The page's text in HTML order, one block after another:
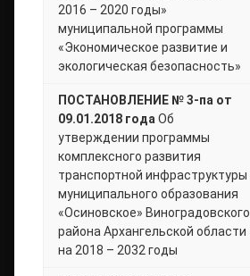
2016 – 2020 годы»
муниципальной программы
«Экономическое развитие и
экологическая безопасность»
ПОСТАНОВЛЕНИЕ № 3-па от
09.01.2018 года Об
утверждении программы
комплексного развития
транспортной инфраструктуры
муниципального образования
«Осиновское» Виноградовского
района Архангельской области
на 2018 – 2032 годы